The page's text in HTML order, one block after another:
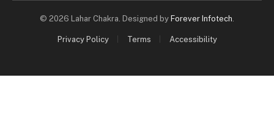
© 2026 Lahar Chakra. Designed by Forever Infotech
Privacy Policy Terms Accessibility